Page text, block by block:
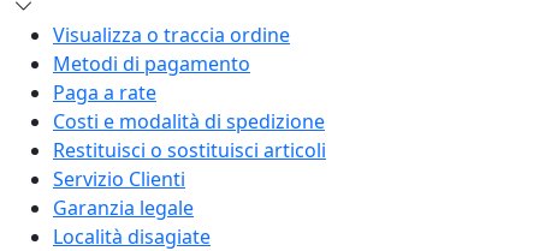
Visualizza o traccia ordine
Metodi di pagamento
Paga a rate
Costi e modalità di spedizione
Restituisci o sostituisci articoli
Servizio Clienti
Garanzia legale
Località disagiate